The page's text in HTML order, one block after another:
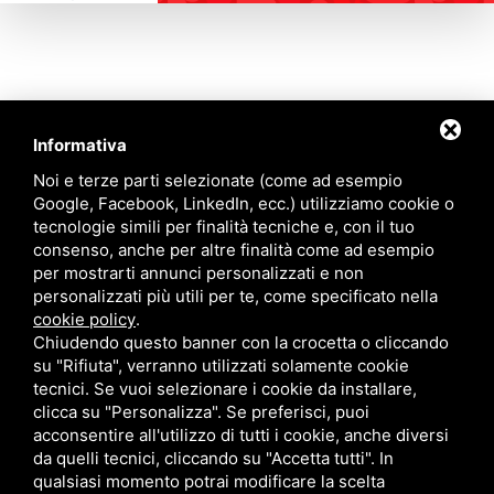
Informativa
Noi e terze parti selezionate (come ad esempio
Google, Facebook, LinkedIn, ecc.) utilizziamo cookie o
tecnologie simili per finalità tecniche e, con il tuo
consenso, anche per altre finalità come ad esempio
per mostrarti annunci personalizzati e non
personalizzati più utili per te, come specificato nella
cookie policy.
Chiudendo questo banner con la crocetta o cliccando
su "Rifiuta", verranno utilizzati solamente cookie
tecnici. Se vuoi selezionare i cookie da installare,
clicca su "Personalizza". Se preferisci, puoi
acconsentire all'utilizzo di tutti i cookie, anche diversi
da quelli tecnici, cliccando su "Accetta tutti". In
qualsiasi momento potrai modificare la scelta
Contattaci
Via Quinto Bucci, 205, 47521 Cesena (FC)
+39 0543 31536
+39 320 6635083
info@amiciziaeamore.it
Links
Chi siamo
Crea il tuo profilo
Franchising
Annunci
Blog
Contatti
Follow Us